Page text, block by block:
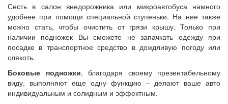
Сесть в салон внедорожника или микроавтобуса намного
удобнее при помощи специальной ступеньки. На нее также
можно стать, чтобы очистить от грязи крышу. Только при
наличии подножек Вы сможете не запачкать одежду при
посадке в транспортное средство в дождливую погоду или
слякоть.
Боковые подножки, благодаря своему презентабельному
виду, выполняют еще одну функцию – делают ваше авто
индивидуальным и солидным и эффектным.